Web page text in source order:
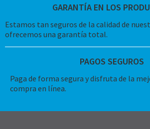
GARANTÍA EN LOS
Estamos tan seguros de la calidad de
ofrecemos una garantía total.
PAGOS SEGUROS
Paga de forma segura y disfruta de la
compra en línea.